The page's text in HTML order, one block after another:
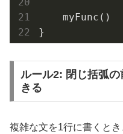
    myFunc()
ルール2: 閉じ括弧
きる
複雑な文を1行に書くとき